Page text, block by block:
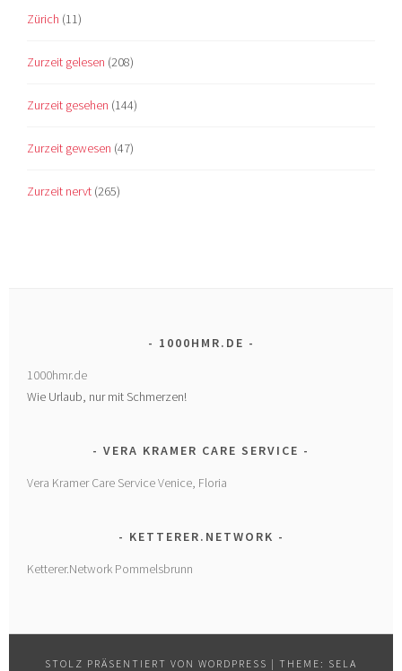
Zürich (11)
Zurzeit gelesen (208)
Zurzeit gesehen (144)
Zurzeit gewesen (47)
Zurzeit nervt (265)
1000HMR.DE
1000hmr.de
Wie Urlaub, nur mit Schmerzen!
VERA KRAMER CARE SERVICE
Vera Kramer Care Service Venice, Floria
KETTERER.NETWORK
Ketterer.Network Pommelsbrunn
STOLZ PRÄSENTIERT VON WORDPRESS | THEME: SELA